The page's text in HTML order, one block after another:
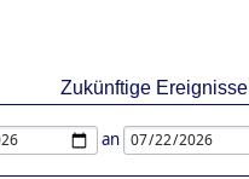
Zukünftige Ereignisse
an